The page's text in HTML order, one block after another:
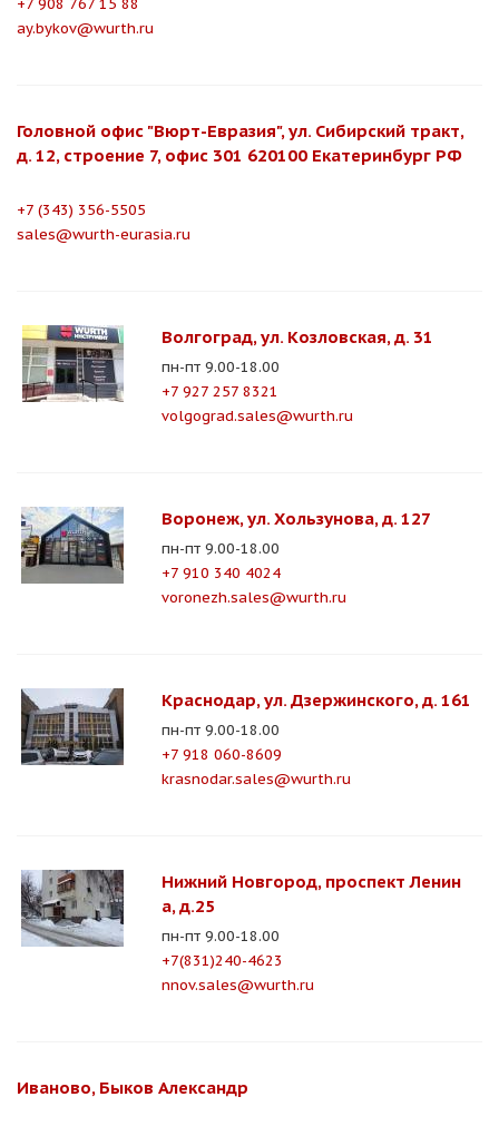
+7 908 767 15 88
ay.bykov@wurth.ru
Головной офис "Вюрт-Евразия", ул. Сибирский тракт,
д. 12, строение 7, офис 301 620100 Екатеринбург РФ
+7 (343) 356-5505
sales@wurth-eurasia.ru
Волгоград, ул. Козловская, д. 31
пн-пт 9.00-18.00
+7 927 257 8321
volgograd.sales@wurth.ru
Воронеж, ул. Хользунова, д. 127
пн-пт 9.00-18.00
+7 910 340 4024
voronezh.sales@wurth.ru
Краснодар, ул. Дзержинского, д. 161
пн-пт 9.00-18.00
+7 918 060-8609
krasnodar.sales@wurth.ru
Нижний Новгород, проспект Ленин
а, д.25
пн-пт 9.00-18.00
+7(831)240-4623
nnov.sales@wurth.ru
Иваново, Быков Александр